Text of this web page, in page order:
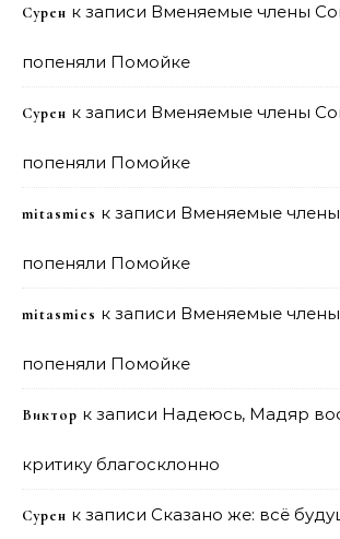
Сурен к записи Вменяемые члены
попеняли Помойке
Сурен к записи Вменяемые члены
попеняли Помойке
mitasmies к записи Вменяемые
попеняли Помойке
mitasmies к записи Вменяемые
попеняли Помойке
Виктор к записи Надеюсь, Мадяр
критику благосклонно
Сурен к записи Сказано же: всё